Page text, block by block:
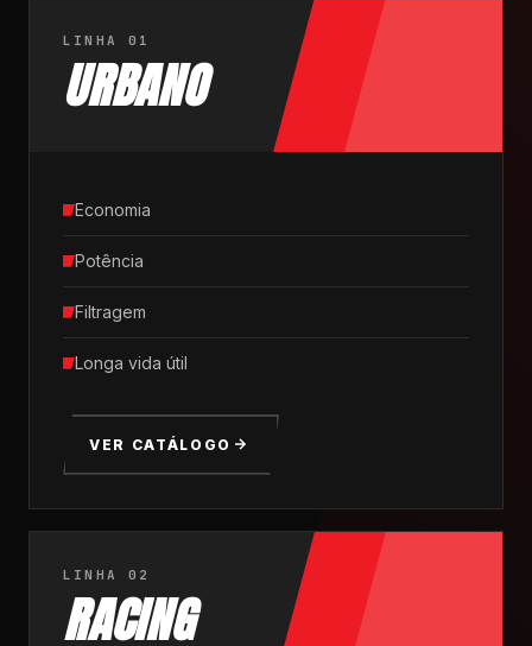
LINHA 01
URBANO
Economia
Potência
Filtragem
Longa vida útil
VER CATÁLOGO
LINHA 02
RACING